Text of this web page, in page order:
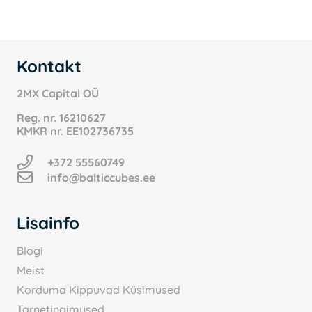
Kontakt
2MX Capital OÜ
Reg. nr. 16210627
KMKR nr. EE102736735
+372 55560749
info@balticcubes.ee
Lisainfo
Blogi
Meist
Korduma Kippuvad Küsimused